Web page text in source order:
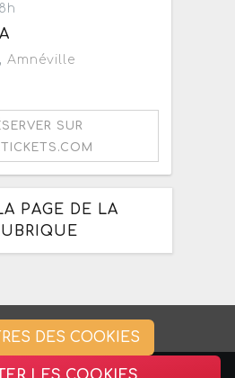
, Amnéville
SUR
PAGE DE LA
DES COOKIES